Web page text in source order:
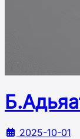
2025-10-01